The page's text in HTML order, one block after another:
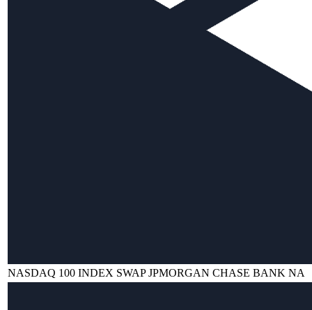
NASDAQ 100 INDEX SWAP JPMORGAN CHASE BANK NA